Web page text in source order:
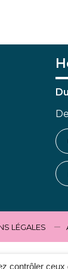
contrôler ceux
LÉGALES